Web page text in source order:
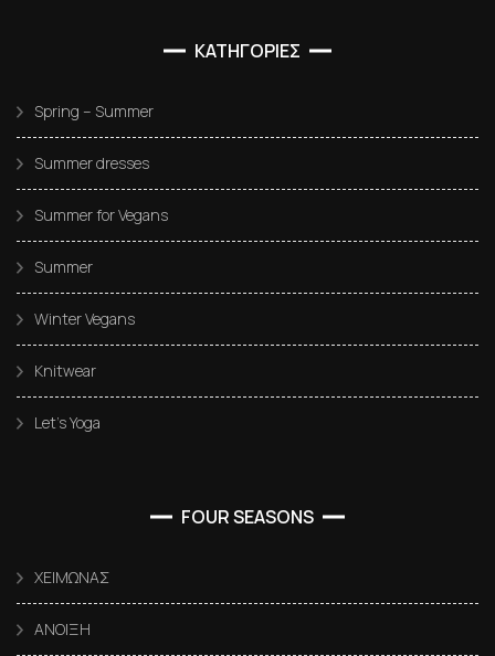
ΚΑΤΗΓΟΡΙΕΣ
Spring – Summer
Summer dresses
Summer for Vegans
Summer
Winter Vegans
Knitwear
Let’s Yoga
FOUR SEASONS
ΧΕΙΜΩΝΑΣ
ΑΝΟΙΞΗ